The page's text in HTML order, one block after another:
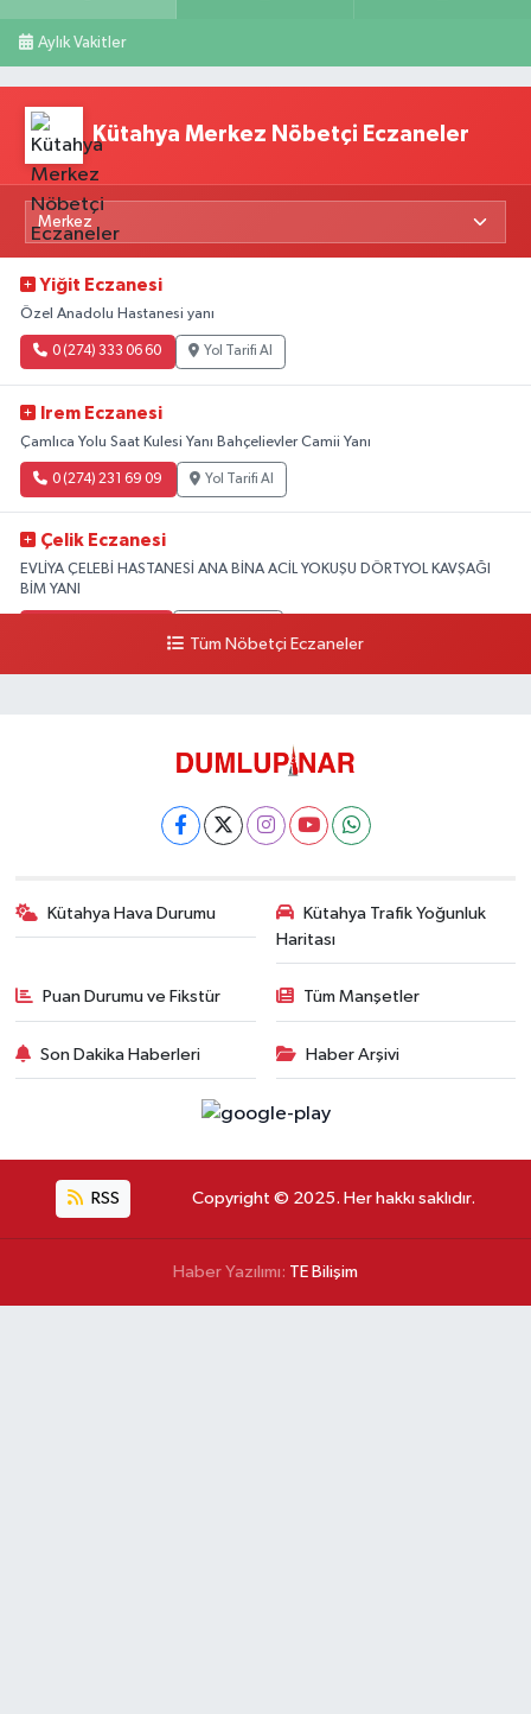
Aylık Vakitler
Kütahya Merkez Nöbetçi Eczaneler
Yiğit Eczanesi
Özel Anadolu Hastanesi yanı
0 (274) 333 06 60 Yol Tarifi Al
Irem Eczanesi
Çamlıca Yolu Saat Kulesi Yanı Bahçelievler Camii Yanı
0 (274) 231 69 09 Yol Tarifi Al
Çelik Eczanesi
EVLİYA ÇELEBİ HASTANESİ ANA BİNA ACİL YOKUŞU DÖRTYOL KAVŞAĞI
BİM YANI
Tüm Nöbetçi Eczaneler
Kütahya Hava Durumu
Kütahya Trafik Yoğunluk
Haritası
Puan Durumu ve Fikstür Tüm Manşetler
Son Dakika Haberleri Haber Arşivi
RSS Copyright © 2025. Her hakkı saklıdır.
Haber Yazılımı: TE Bilişim